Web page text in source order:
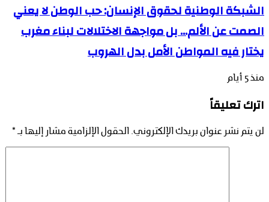
الشبكة الوطنية لحقوق الإنسان: حب الوطن لا يعني
الصمت عن الألم… بل مواجهة الاختلالات لبناء مغرب
يختار فيه المواطن الأمل بدل الهروب
منذ 5 أيام
اترك تعليقاً
لن يتم نشر عنوان بريدك الإلكتروني. الحقول الإلزامية مشار إليها بـ *